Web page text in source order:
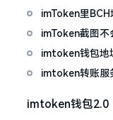
imToken里
imToken截图不
imtoken钱包地
imtoken转账服
imtoken钱包2.0